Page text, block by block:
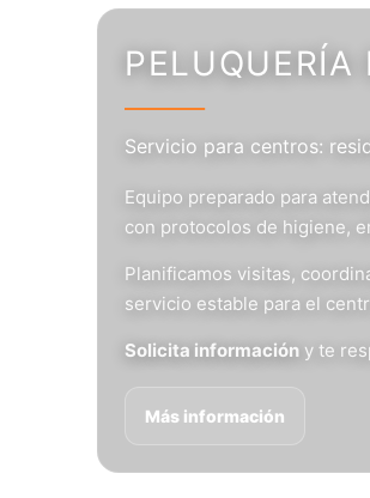
PELUQUERÍA
Servicio para centros:
Equipo preparado para
con protocolos de higiene,
Planificamos visitas,
servicio estable para el
Solicita información y te
Más información